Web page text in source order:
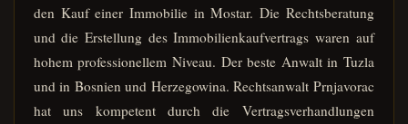
den Kauf einer Immobilie in Mostar. Die Rechtsberatung
und die Erstellung des Immobilienkaufvertrags waren auf
hohem professionellem Niveau. Der beste Anwalt in Tuzla
und in Bosnien und Herzegowina. Rechtsanwalt Prnjavorac
hat uns kompetent durch die Vertragsverhandlungen